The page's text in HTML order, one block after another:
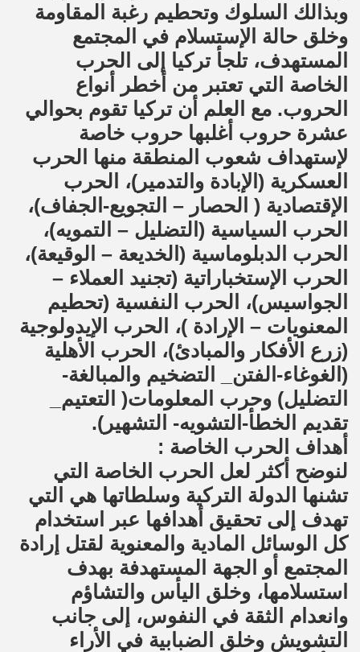
وبذالك السلوك وتحطيم رغبة المقاومة
وخلق حالة الإستسلام في المجتمع
المستهدف، تلجأ تركيا إلى الحرب
الخاصة التي تعتبر من أخطر أنواع
الحروب. مع العلم أن تركيا تقوم بحوالي
عشرة حروب أغلبها حروب خاصة
لإستهداف شعوب المنطقة منها الحرب
العسكرية (الإبادة والتدمير)، الحرب
الإقتصادية ( الحصار – التجويع-الجفاف)،
الحرب السياسية (التضليل – التمويه)،
الحرب الدبلوماسية (الخديعة – الوقيعة)،
الحرب الإستخباراتية (تجنيد العملاء –
الجواسيس)، الحرب النفسية (تحطيم
المعنويات – الإرادة )، الحرب الإيدولوجية
(زرع الأفكار والمبادئ)، الحرب الأهلية
(الغوغاء-الفتن_ التضخيم والمبالغة-
التضليل) وحرب المعلومات( التعتيم_
تقديم الخطأ-التشويه- التشهير).
أهداف الحرب الخاصة :
لنوضح أكثر لعل الحرب الخاصة التي
تشنها الدولة التركية وسلطاتها هي التي
تهدف إلى تحقيق أهدافها عبر استخدام
كل الوسائل المادية والمعنوية لقتل إرادة
المجتمع أو الجهة المستهدفة بهدف
استسلامها، وخلق اليأس والتشاؤم
وانعدام الثقة في النفوس، إلى جانب
التشويش وخلق الضبابية في الأراء